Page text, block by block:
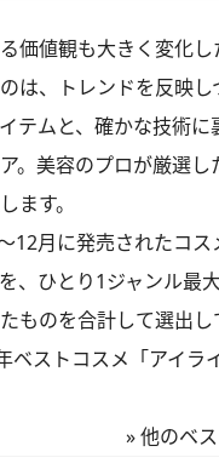
価値観も大きく変化し
は、トレンドを反映
テムと、確かな技術
。美容のプロが厳選
ます。
12月に発売されたコス
、ひとり1ジャンル最
ものを合計して選出
ベストコスメ「アイラ
»他のベ